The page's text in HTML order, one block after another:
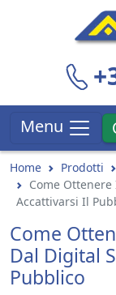
Menu
Home Prodotti
Come
Accattivarsi Il
Come
Dal Digital
Pubblico